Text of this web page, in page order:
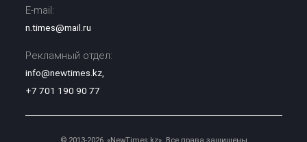
E-mail:
n.times@mail.ru
Рекламный отдел:
info@newtimes.kz,
+7 701 190 90 77
© 2013-2026, «NewTimes.kz». Все права защищены